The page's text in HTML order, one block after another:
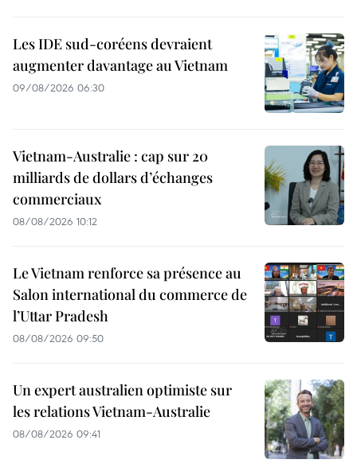
Les IDE sud-coréens devraient
augmenter davantage au Vietnam
09/08/2026 06:30
Vietnam-Australie : cap sur 20
milliards de dollars d’échanges
commerciaux
08/08/2026 10:12
Le Vietnam renforce sa présence au
Salon international du commerce de
l’Uttar Pradesh
08/08/2026 09:50
Un expert australien optimiste sur
les relations Vietnam-Australie
08/08/2026 09:41